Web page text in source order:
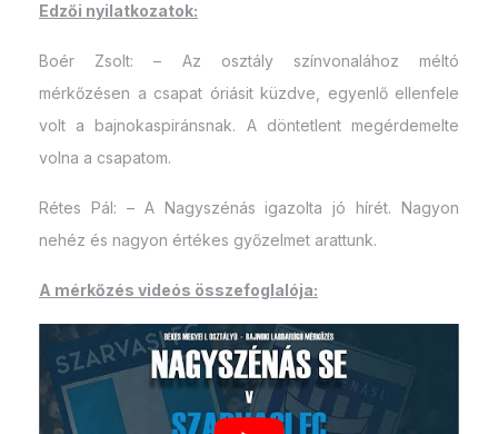
Edzői nyilatkozatok:
Boér Zsolt: – Az osztály színvonalához méltó
mérkőzésen a csapat óriásit küzdve, egyenlő ellenfele
volt a bajnokaspiránsnak. A döntetlent megérdemelte
volna a csapatom.
Rétes Pál: – A Nagyszénás igazolta jó hírét. Nagyon
nehéz és nagyon értékes győzelmet arattunk.
A mérkőzés videós összefoglalója: